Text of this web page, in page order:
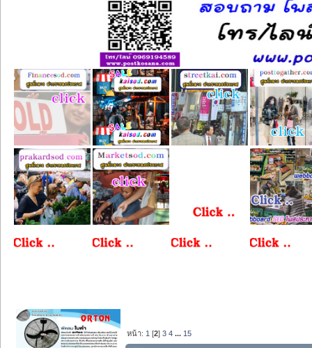
หน้า: 1 [2]3 4 ... 15